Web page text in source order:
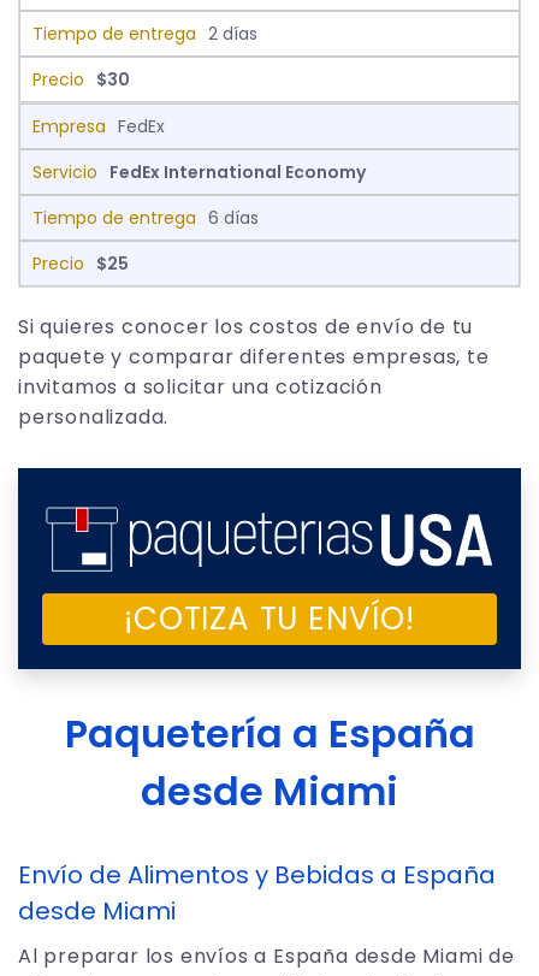
2 días
$30
FedEx
FedEx International Economy
6 días
$25
Si quieres conocer los costos de envío de tu
paquete y comparar diferentes empresas, te
invitamos a solicitar una cotización
personalizada.
¡COTIZA TU ENVÍO!
Paquetería a España
desde Miami
Envío de Alimentos y Bebidas a España
desde Miami
Al preparar los envíos a España desde Miami de